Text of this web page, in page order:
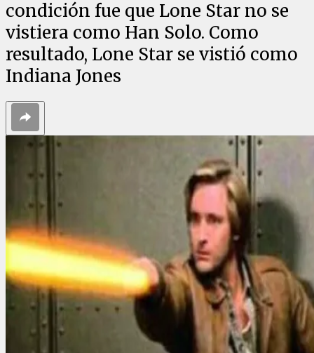
condición fue que Lone Star no se
vistiera como Han Solo. Como
resultado, Lone Star se vistió como
Indiana Jones